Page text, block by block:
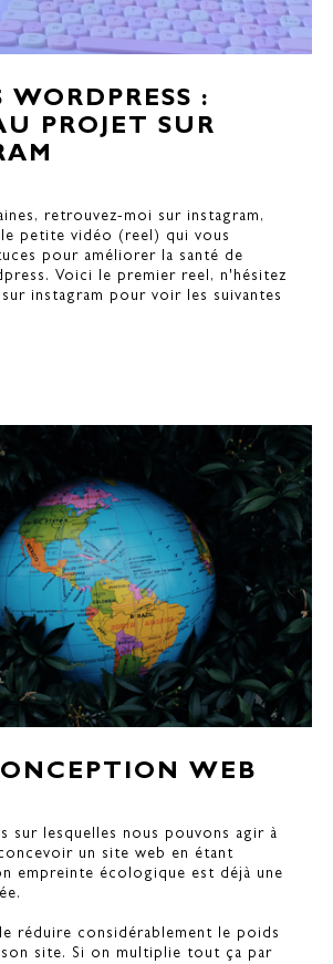
WORDPRESS :
PROJET SUR
retrouvez-moi sur instagram,
petite vidéo (reel) qui vous
pour améliorer la santé de
Voici le premier reel, n'hésitez
sur instagram pour voir les suivantes
WEB
sur lesquelles nous pouvons agir à
un site web en étant
empreinte écologique est déjà une
réduire considérablement le poids
site. Si on multiplie tout ça par